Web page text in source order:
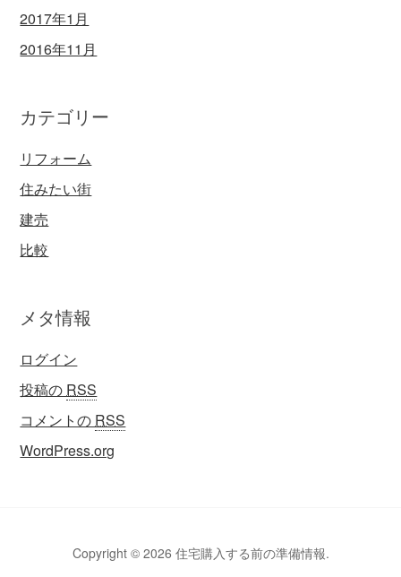
2017年1月
2016年11月
カテゴリー
リフォーム
住みたい街
建売
比較
メタ情報
ログイン
投稿の RSS
コメントの RSS
WordPress.org
Copyright © 2026 住宅購入する前の準備情報.